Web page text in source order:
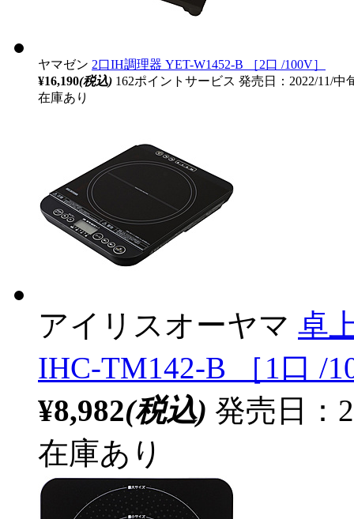
ヤマゼン 2口IH調理器 YET-W1452-B ［2口 /100V］
¥16,190(税込) 162ポイントサービス 発売日：2022/11/中
在庫あり
アイリスオーヤマ 卓
IHC-TM142-B ［1口 /
¥8,982(税込) 発売日：
在庫あり